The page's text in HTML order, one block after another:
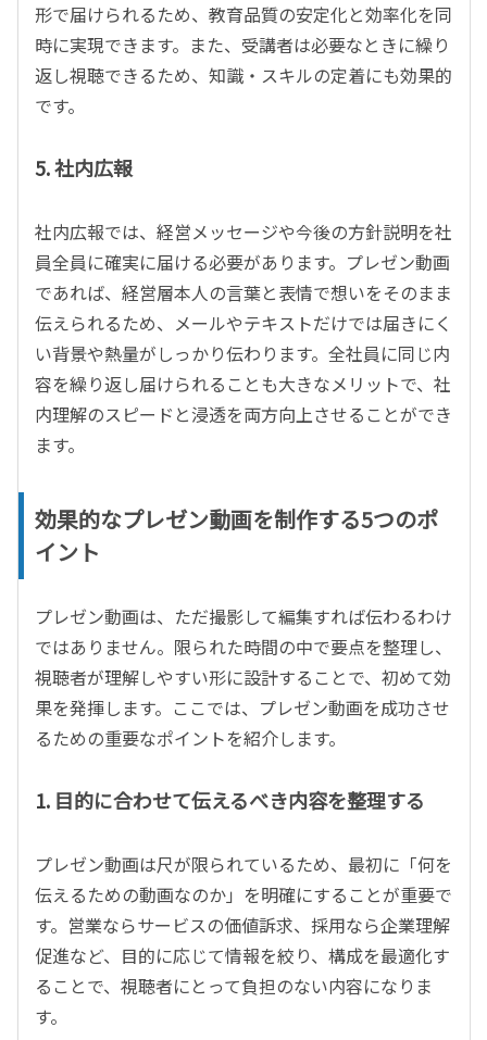
形で届けられるため、教育品質の安定化と効率化を同
時に実現できます。また、受講者は必要なときに繰り
返し視聴できるため、知識・スキルの定着にも効果的
です。
5.社内広報
社内広報では、経営メッセージや今後の方針説明を社
員全員に確実に届ける必要があります。プレゼン動画
であれば、経営層本人の言葉と表情で想いをそのまま
伝えられるため、メールやテキストだけでは届きにく
い背景や熱量がしっかり伝わります。全社員に同じ内
容を繰り返し届けられることも大きなメリットで、社
内理解のスピードと浸透を両方向上させることができ
ます。
効果的なプレゼン動画を制作する5つのポ
イント
プレゼン動画は、ただ撮影して編集すれば伝わるわけ
ではありません。限られた時間の中で要点を整理し、
視聴者が理解しやすい形に設計することで、初めて効
果を発揮します。ここでは、プレゼン動画を成功させ
るための重要なポイントを紹介します。
1. 目的に合わせて伝えるべき内容を整理する
プレゼン動画は尺が限られているため、最初に「何を
伝えるための動画なのか」を明確にすることが重要で
す。営業ならサービスの価値訴求、採用なら企業理解
促進など、目的に応じて情報を絞り、構成を最適化す
ることで、視聴者にとって負担のない内容になりま
す。